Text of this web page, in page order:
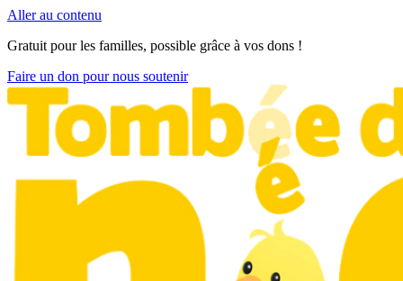
Aller au contenu
Gratuit pour les familles, possible grâce à vos dons !
Faire un don pour nous soutenir